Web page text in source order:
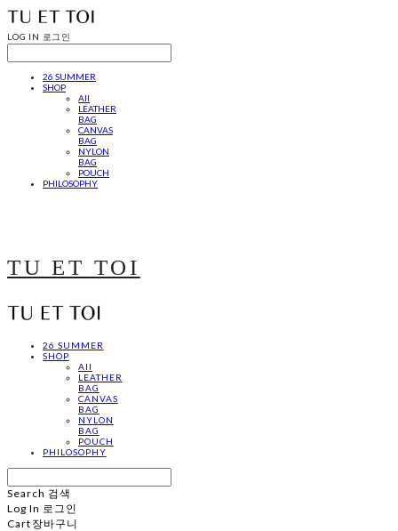
LOG IN 로그인
26 SUMMER
SHOP
All
LEATHER
BAG
CANVAS
BAG
NYLON
BAG
POUCH
PHILOSOPHY
TU ET TOI
26 SUMMER
SHOP
All
LEATHER
BAG
CANVAS
BAG
NYLON
BAG
POUCH
PHILOSOPHY
Search 검색
Log In 로그인
Cart 장바구니